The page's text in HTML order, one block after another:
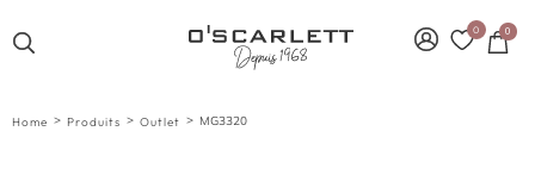
0 0
Home > Produits > Outlet > MG3320